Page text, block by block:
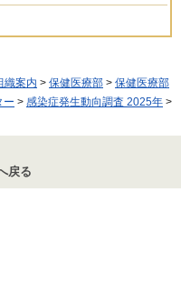
織案内 > 保健医療部 > 保健医療部
ー > 感染症発生動向調査 2025年 >
戻る